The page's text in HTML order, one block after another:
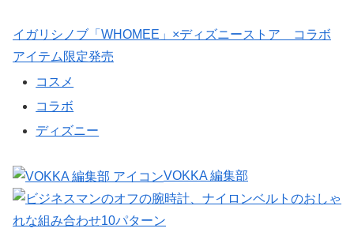
イガリシノブ「WHOMEE」×ディズニーストア コラボ
アイテム限定発売
コスメ
コラボ
ディズニー
VOKKA 編集部